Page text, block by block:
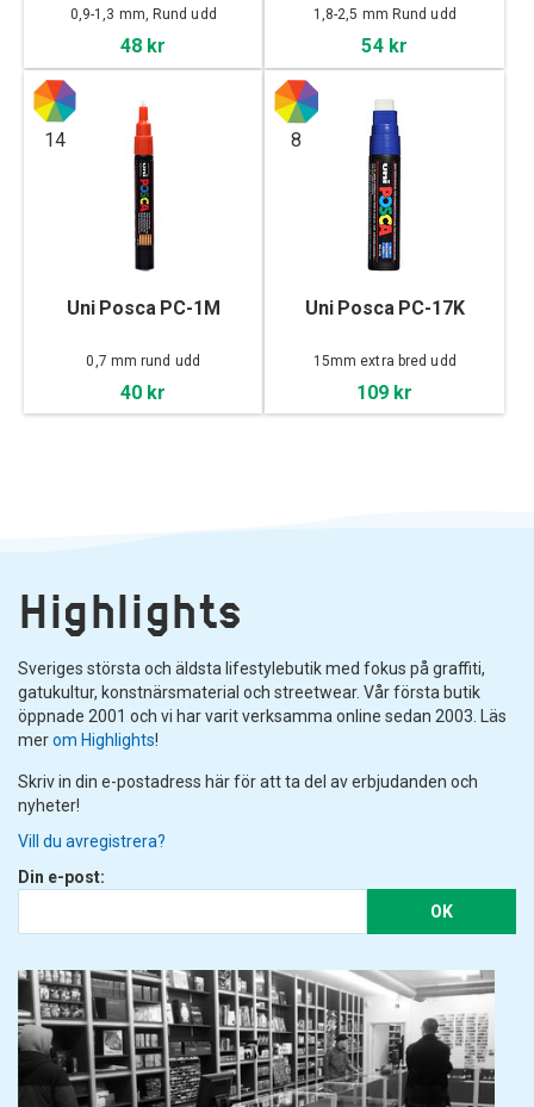
0,9-1,3 mm, Rund udd
48 kr
1,8-2,5 mm Rund udd
54 kr
14
Uni Posca PC-1M
0,7 mm rund udd
40 kr
8
Uni Posca PC-17K
15mm extra bred udd
109 kr
Highlights
Sveriges största och äldsta lifestylebutik med fokus på graffiti,
gatukultur, konstnärsmaterial och streetwear. Vår första butik
öppnade 2001 och vi har varit verksamma online sedan 2003. Läs
merom Highlights!
Skriv in din e-postadress här för att ta del av erbjudanden och
nyheter!
Vill du avregistrera?
Din e-post:
OK